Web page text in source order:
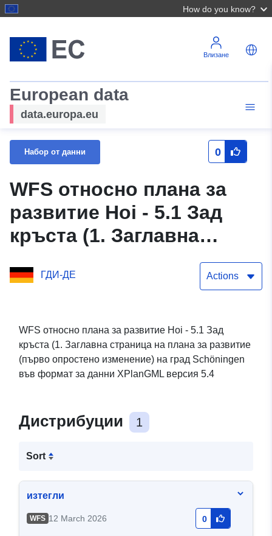
How do you know?
Влизане
European data
data.europa.eu
Набор от данни 0
WFS относно плана за
развитие Hoi - 5.1 Зад
кръста (1. Заглавна
страница на плана за
развитие (първо
град Schöningen
ГДИ-ДЕ Actions
WFS относно плана за развитие Hoi - 5.1 Зад
кръста (1. Заглавна страница на плана за развитие
(първо опростено изменение) на град Schöningen
във формат за данни XPlanGML версия 5.4
Дистрибуции 1
Sort
изтегли
WFS 12 March 2026 0